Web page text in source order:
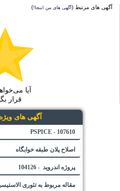
آگهی های مرتبط (آگهی های من اینجا!)
آیا
قرار
آگهی های
107610 - PSPICE
اصلاح پلان طبقه خوابگاه
پروژه اندروید - 104126
مقاله مربوط به تئوری